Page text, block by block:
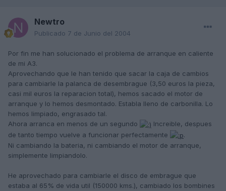
Newtro
Publicado 7 de Junio del 2004
Por fin me han solucionado el problema de arranque en caliente
de mi A3.
Aprovechando que le han tenido que sacar la caja de cambios
para cambiarle la palanca de desembrague (3,50 euros la pieza,
casi mil euros la reparacion total), hemos sacado el motor de
arranque y lo hemos desmontado. Establa lleno de carbonilla. Lo
hemos limpiado, engrasado tal.
Ahora arranca en menos de un segundo
Increible, despues
de tanto tiempo vuelve a funcionar perfectamente
.
Ni cambiando la bateria, ni cambiando el motor de arranque,
simplemente limpiandolo.
He aprovechado para cambiarle el disco de embrague que
estaba al 65% de vida util (150000 kms.), cambiado los bombines